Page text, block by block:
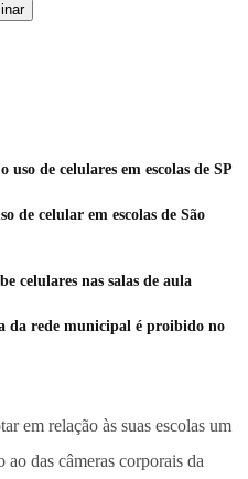
de celulares em escolas de SP
de celular em escolas de São
celulares nas salas de aula
da rede municipal é proibido no
em relação às suas escolas um
ao das câmeras corporais da